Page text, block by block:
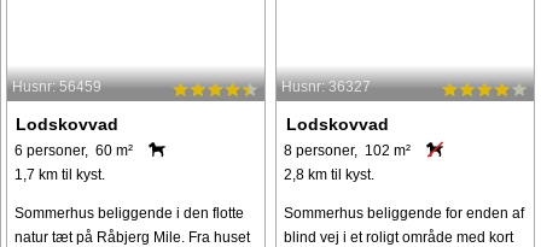
Husnr: 56459
Lodskovvad
6 personer, 60 m²
1,7 km til kyst.
Sommerhus beliggende i den flotte
natur tæt på Råbjerg Mile. Fra huset
Husnr: 36327
Lodskovvad
8 personer, 102 m²
2,8 km til kyst.
Sommerhus beliggende for enden af
blind vej i et roligt område med kort